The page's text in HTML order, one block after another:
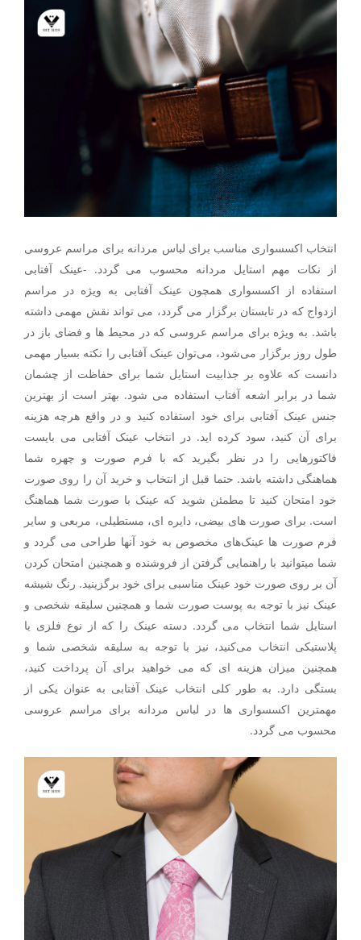
انتخاب اکسسواری مناسب برای لباس مردانه برای مراسم عروسی
از نکات مهم استایل مردانه محسوب می گردد. -عینک آفتابی
استفاده از اکسسواری همچون عینک آفتابی به ویژه در مراسم
ازدواج که در تابستان برگزار می گردد، می تواند نقش مهمی داشته
باشد. به ویژه برای مراسم عروسی که در محیط ها و فضای باز در
طول روز برگزار می‌شود، می‌توان عینک آفتابی را نکته بسیار مهمی
دانست که علاوه بر جذابیت استایل شما برای حفاظت از چشمان
شما در برابر اشعه آفتاب استفاده می شود. بهتر است از بهترین
جنس عینک آفتابی برای خود استفاده کنید و در واقع هرچه هزینه
برای آن کنید، سود کرده اید. در انتخاب عینک آفتابی می بایست
فاکتورهایی را در نظر بگیرید که با فرم صورت و چهره شما
هماهنگی داشته باشد. حتما قبل از انتخاب و خرید آن را روی صورت
خود امتحان کنید تا مطمئن شوید که عینک با صورت شما هماهنگ
است. برای صورت های بیضی، دایره ای، مستطیلی، مربعی و سایر
فرم صورت ها عینک‌های مخصوص به خود آنها طراحی می گردد و
شما میتوانید با راهنمایی گرفتن از فروشنده و همچنین امتحان کردن
آن بر روی صورت خود عینک مناسبی برای خود برگزینید. رنگ شیشه
عینک نیز با توجه به پوست صورت شما و همچنین سلیقه شخصی و
استایل شما انتخاب می گردد. دسته عینک را که از نوع فلزی یا
پلاستیکی انتخاب می‌کنید، نیز با توجه به سلیقه شخصی شما و
همچنین میزان هزینه ای که می خواهید برای آن پرداخت کنید،
بستگی دارد. به طور کلی انتخاب عینک آفتابی به عنوان یکی از
مهمترین اکسسواری ها در لباس مردانه برای مراسم عروسی
محسوب می گردد.